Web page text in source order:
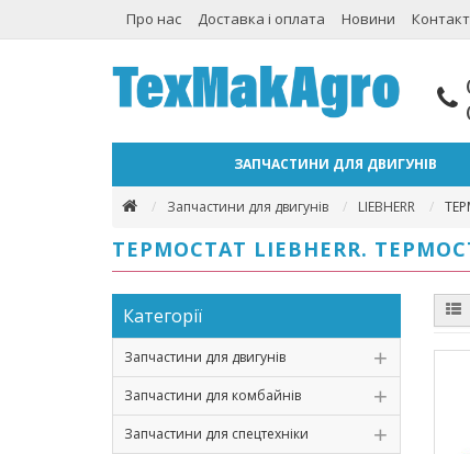
Про нас Доставка і оплата Новини
ЗАПЧАСТИНИ ДЛЯ ДВИГУНІВ
Запчастини для двигунів LIEBHERR
ТЕРМОСТАТ LIEBHERR.
Категорії
Запчастини для двигунів
Запчастини для комбайнів
Запчастини для спецтехніки